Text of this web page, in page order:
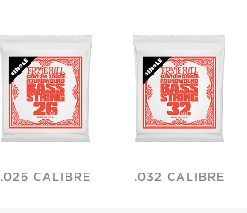
.026 CALIBRE .032 CALIBRE